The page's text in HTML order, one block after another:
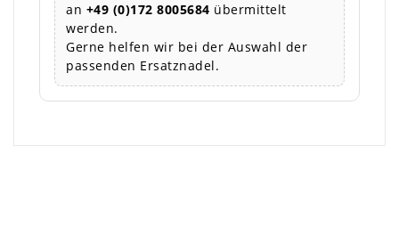
an +49 (0)172 8005684 übermittelt
werden.
Gerne helfen wir bei der Auswahl der
passenden Ersatznadel.